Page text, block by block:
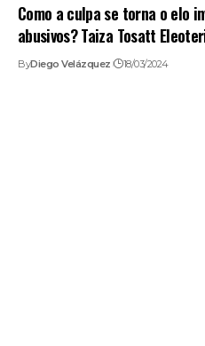
Como a culpa se torna o elo
abusivos? Taiza Tosatt
ByDiego Velázquez 18/03/2024